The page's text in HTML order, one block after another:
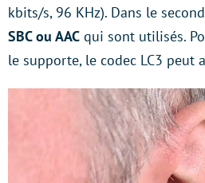
kbits/s, 96 KHz). Dans le
SBC ou AAC qui sont utilisés.
le supporte, le codec LC3 peut